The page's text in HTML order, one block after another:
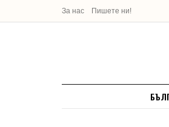
За нас Пишете ни!